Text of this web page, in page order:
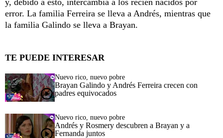
error. La familia Ferreira se lleva a Andrés, mientras que
la familia Galindo se lleva a Brayan.
TE PUEDE INTERESAR
Nuevo rico, nuevo pobre
Brayan Galindo y Andrés Ferreira crecen con
padres equivocados
Nuevo rico, nuevo pobre
Andrés y Rosmery descubren a Brayan y a
Fernanda juntos